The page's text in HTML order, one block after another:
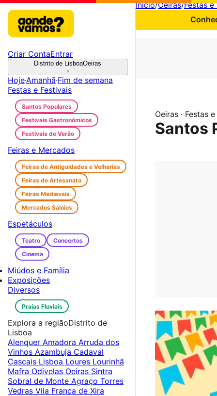
Início/Oeiras/Festas e
Oeiras · Festas
Santos
Criar ContaEntrar
Distrito de LisboaOeiras
›
Hoje·Amanhã·Fim de semana
Festas e Festivais
Santos Populares
Festivais Gastronómicos
Festivais de Verão
Feiras e Mercados
Feiras de Antiguidades e Velharias
Feiras de Artesanato
Feiras Medievais
Mercados Saloios
Espetáculos
Teatro
Concertos
Cinema
Miúdos e Família
Exposições
Diversos
Praias Fluviais
Explora a regiãoDistrito de
Lisboa
Alenquer Amadora Arruda dos
Vinhos Azambuja Cadaval
Cascais Lisboa Loures Lourinhã
Mafra Odivelas Oeiras Sintra
Sobral de Monte Agraço Torres
Vedras Vila Franca de Xira